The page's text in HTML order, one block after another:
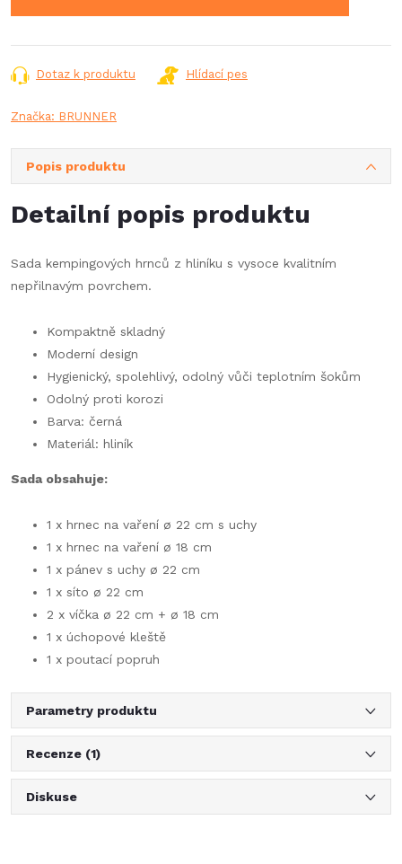
Dotaz k produktu Hlídací pes
Značka: BRUNNER
Popis produktu
Detailní popis produktu
Sada kempingových hrnců z hliníku s vysoce kvalitním
nepřilnavým povrchem.
Kompaktně skladný
Moderní design
Hygienický, spolehlivý, odolný vůči teplotním šokům
Odolný proti korozi
Barva: černá
Materiál: hliník
Sada obsahuje:
1 x hrnec na vaření ø 22 cm s uchy
1 x hrnec na vaření ø 18 cm
1 x pánev s uchy ø 22 cm
1 x síto ø 22 cm
2 x víčka ø 22 cm + ø 18 cm
1 x úchopové kleště
1 x poutací popruh
Parametry produktu
Recenze (1)
Diskuse